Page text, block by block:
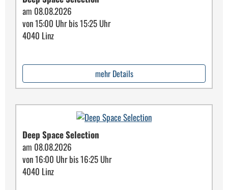
am 08.08.2026
von 15:00 Uhr bis 15:25 Uhr
4040 Linz
mehr Details
Deep Space Selection
am 08.08.2026
von 16:00 Uhr bis 16:25 Uhr
4040 Linz